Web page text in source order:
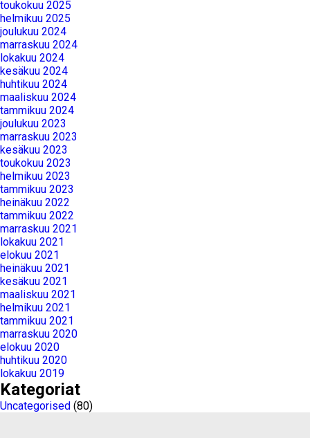
toukokuu 2025
helmikuu 2025
joulukuu 2024
marraskuu 2024
lokakuu 2024
kesäkuu 2024
huhtikuu 2024
maaliskuu 2024
tammikuu 2024
joulukuu 2023
marraskuu 2023
kesäkuu 2023
toukokuu 2023
helmikuu 2023
tammikuu 2023
heinäkuu 2022
tammikuu 2022
marraskuu 2021
lokakuu 2021
elokuu 2021
heinäkuu 2021
kesäkuu 2021
maaliskuu 2021
helmikuu 2021
tammikuu 2021
marraskuu 2020
elokuu 2020
huhtikuu 2020
lokakuu 2019
Kategoriat
Uncategorised (80)